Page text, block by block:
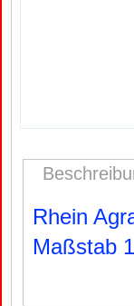
Rhein
Maßstab